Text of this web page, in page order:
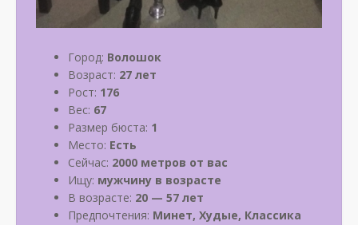
Город: Волошок
Возраст: 27 лет
Рост: 176
Вес: 67
Размер бюста: 1
Место: Есть
Сейчас: 2000 метров от вас
Ищу: мужчину в возрасте
В возрасте: 20 — 57 лет
Предпочтения: Минет, Худые, Классика